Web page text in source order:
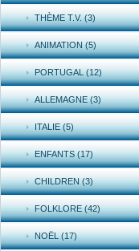
THÈME T.V. (3)
ANIMATION (5)
PORTUGAL (12)
ALLEMAGNE (3)
ITALIE (5)
ENFANTS (17)
CHILDREN (3)
FOLKLORE (42)
NOËL (17)